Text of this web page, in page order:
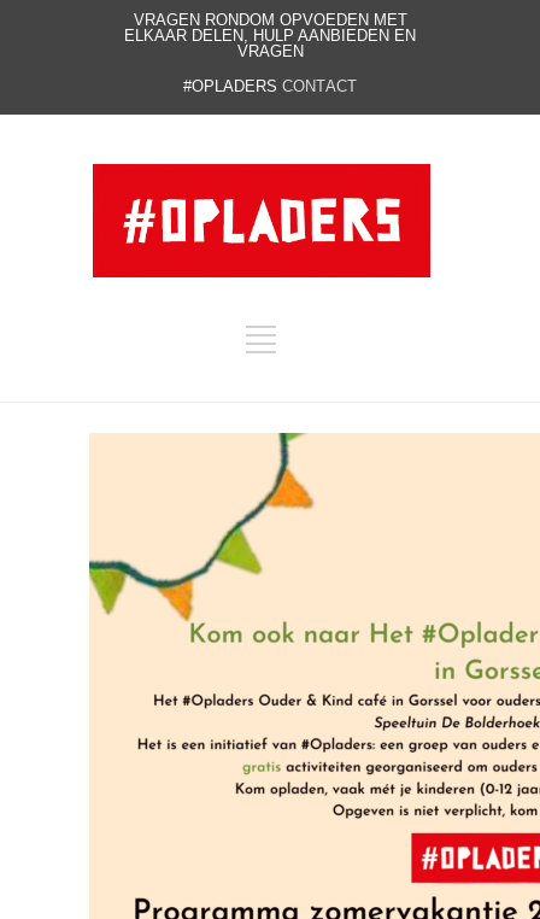
VRAGEN RONDOM OPVOEDEN MET
ELKAAR DELEN, HULP AANBIEDEN EN
VRAGEN
#OPLADERS CONTACT